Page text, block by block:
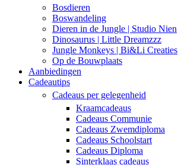
Bosdieren
Boswandeling
Dieren in de Jungle | Studio Nien
Dinosaurus | Little Dreamzzz
Jungle Monkeys | Bi&Li Creaties
Op de Bouwplaats
Aanbiedingen
Cadeautips
Cadeaus per gelegenheid
Kraamcadeaus
Cadeaus Communie
Cadeaus Zwemdiploma
Cadeaus Schoolstart
Cadeaus Diploma
Sinterklaas cadeaus